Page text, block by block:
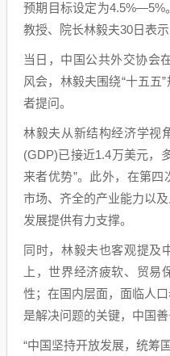
预期目标设定为4.5%—5%
教授、院长林毅夫30日表
当日，中国公共外交协会
风会，林毅夫围绕“十五五
者提问。
林毅夫从新结构经济学视
(GDP)已接近1.4万美元，
来者优势”。此外，在第
市场、齐全的产业能力以
发展提供有力支撑。
同时，林毅夫也客观提及
上，世界经济疲软、贸易
性；在国内层面，面临人
是解决问题的关键，中国善
“中国坚持开放发展，统筹